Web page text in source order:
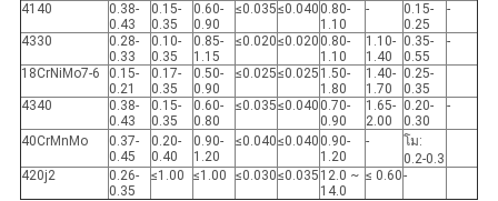
4140
0.38-
0.43
0.15-
0.35
0.60-
0.90
≤0.035≤0.040 0.80-
1.10
-
0.15-
0.25
-
4330
0.28-
0.33
0.10-
0.35
0.85-
1.15
≤0.020≤0.020 0.80-
1.10
1.10-
1.40
0.35-
0.55
-
18CrNiMo7-6
0.15-
0.21
0.17-
0.35
0.50-
0.90
≤0.025≤0.025 1.50-
1.80
1.40-
1.70
0.25-
0.35
4340
0.38-
0.43
0.15-
0.35
0.60-
0.80
≤0.035≤0.040 0.70-
0.90
1.65-
2.00
0.20-
0.30
-
40CrMnMo
0.37-
0.45
0.20-
0.40
0.90-
1.20
≤0.040≤0.040 0.90-
1.20
-
โม:
0.2-0.3
420j2
0.26-
0.35
≤1.00 ≤1.00 ≤0.030≤0.035 12.0 ~
14.0
≤ 0.60-